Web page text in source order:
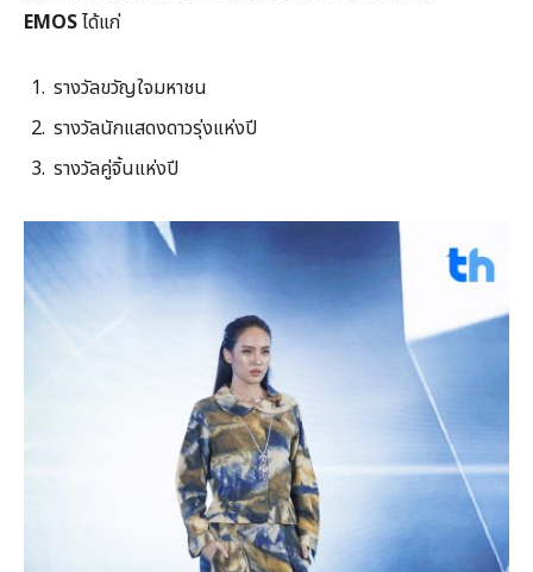
EMOSได้แก่
รางวัลขวัญใจมหาชน
รางวัลนักแสดงดาวรุ่งแห่งปี
รางวัลคู่จิ้นแห่งปี